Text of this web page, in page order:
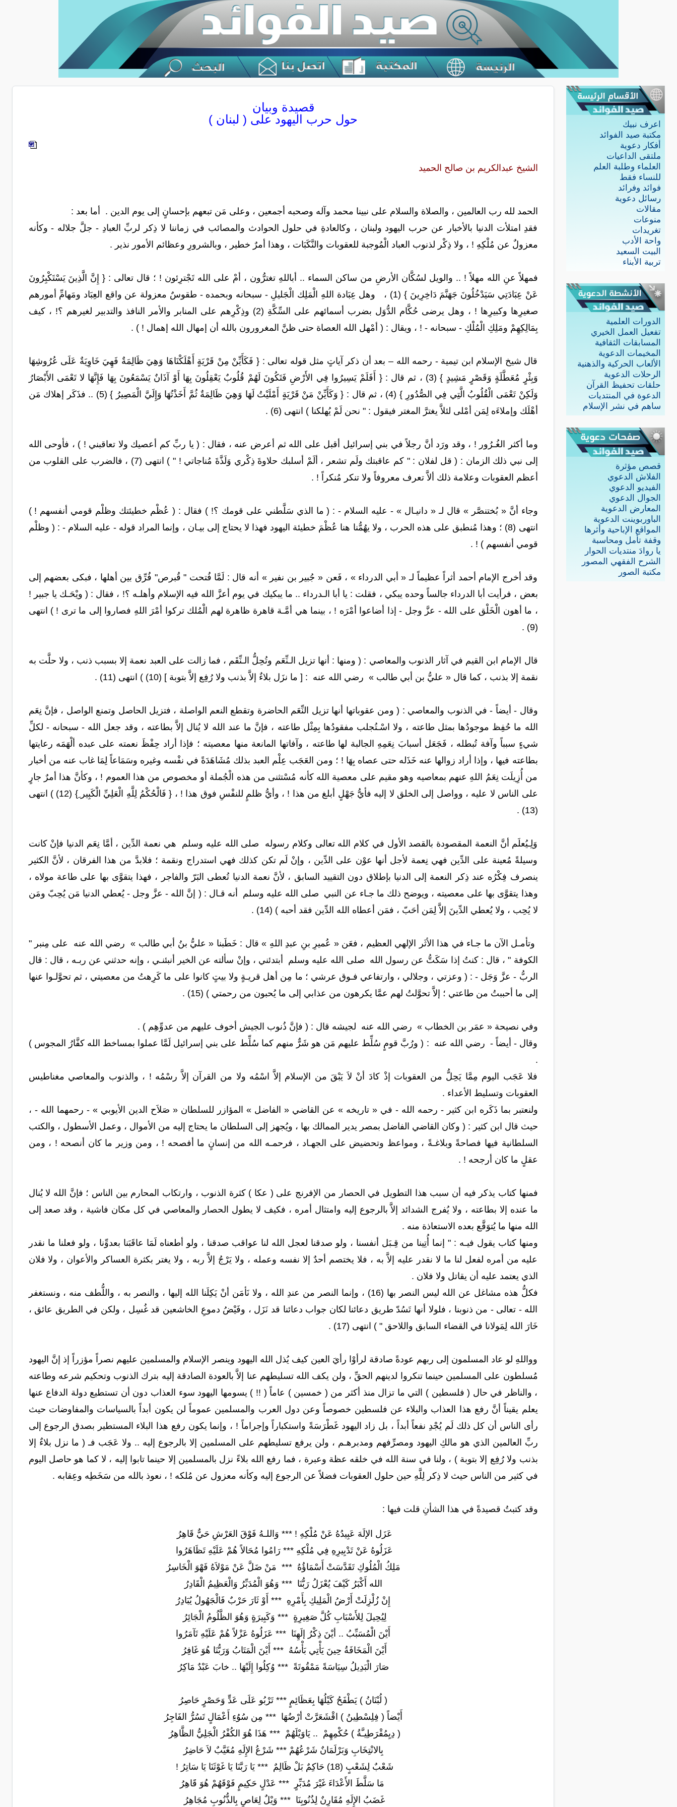
اعرف نبيك
مكتبة صيد الفوائد
أفكار دعوية
ملتقى الداعيات
العلماء وطلبة العلم
للنساء فقط
فوائد وفرائد
رسائل دعوية
مقالات
منوعات
تغريدات
واحة الأدب
البيت السعيد
تربية الأبناء
الدورات العلمية
تفعيل العمل الخيري
المسابقات الثقافية
المخيمات الدعوية
الألعاب الحركية والذهنية
الرحلات الدعوية
حلقات تحفيظ القرآن
الدعوة في المنتديات
ساهم في نشر الإسلام
قصص مؤثرة
الفلاش الدعوي
الفيديو الدعوي
الجوال الدعوي
المعارض الدعوية
الباوربوينت الدعوية
المواقع الإباحية وأثرها
وقفة تأمل ومحاسبة
يا روادَ منتديات الحوار
الشرح الفقهي المصور
مكتبة الصور
قصيدة وبيان
حول حرب اليهود على ( لبنان )
الشيخ عبدالكريم بن صالح الحميد
الحمد لله رب العالمين ، والصلاة والسلام على نبينا محمد وآله وصحبه أجمعين ، وعلى مَن تبعهم بإحسانٍ إلى يوم الدين . أما بعد :
فقدِ امتلأت الدنيا بالأخبار عن حرب اليهود ولبنان ، وكالعادةِ في حلول الحوادث والمصائب في زماننا لا ذِكر لربِّ العبادِ - جلَّ جلاله - وكأنه
معزولٌ عن مُلْكِهِ ! ، ولا ذِكْر لذنوب العباد الْمُوجبة للعقوبات والنَّكَبَات ، وهذا أمرٌ خطير ، وبالشرورِ وعظائم الأمور نذير .
فمهلاً عنِ الله مهلاً ! .. والويل لسُكَّان الأرضِ من ساكن السماء .. أباللهِ تغترُّون ، أمْ على الله تَجْترِئون ! ؛ قال تعالى : { إِنَّ الَّذِينَ يَسْتَكْبِرُونَ
عَنْ عِبَادَتِي سَيَدْخُلُونَ جَهَنَّمَ دَاخِرِينَ } (1) ، وهل عِبَادة اللهِ الْمَلِك الْجَليلِ - سبحانه وبحمده - طقوسٌ معزولة عن واقع العِبَاد ومَهامِّ أمورهم
صغيرِها وكبيرِها ! ، وهل يرضى حُكَّام الدُّوَل بضرب أسمائهم على السِّكَّةِ (2) وذِكْرِهم على المنابر والأمر النافذ والتدبير لغيرهم ؟! ، كيف
بِمَالِكِهِمْ ومَلِكِ الْمُلْكِ - سبحانه - ! ، ويقال : ( أمْهل الله العصاة حتى ظنَّ المغرورون بالله أن إمهال الله إهمال ! ) .
قال شيخ الإسلام ابن تيمية - رحمه الله – بعد أن ذكر آياتٍ مثل قوله تعالى : { فَكَأَيِّنْ مِنْ قَرْيَةٍ أَهْلَكْنَاهَا وَهِيَ ظَالِمَةٌ فَهِيَ خَاوِيَةٌ عَلَى عُرُوشِهَا
وَبِئْرٍ مُعَطَّلَةٍ وَقَصْرٍ مَشِيدٍ } (3) ، ثم قال : { أَفَلَمْ يَسِيرُوا فِي الأَرْضِ فَتَكُونَ لَهُمْ قُلُوبٌ يَعْقِلُونَ بِهَا أَوْ آذَانٌ يَسْمَعُونَ بِهَا فَإِنَّهَا لا تَعْمَى الأَبْصَارُ
وَلَكِنْ تَعْمَى الْقُلُوبُ الَّتِي فِي الصُّدُورِ } (4) ، ثم قال : { وَكَأَيِّنْ مَنْ قَرْيَةٍ أَمْلَيْتُ لَهَا وَهِيَ ظَالِمَةٌ ثُمَّ أَخَذْتُهَا وَإِلَيَّ الْمَصِيرُ } (5) .. فذَكَر إهلاك مَن
أهْلَك وإملاءَه لِمَن أمْلى لئلاَّ يغترَّ المغتر فيقول : " نحن لَمْ يُهلكنا ) انتهى (6) .
وما أكثر الغُـرُور ! ، وقد ورَد أنَّ رجلاً في بني إسرائيل أقبل على الله ثم أعرض عنه ، فقال : ( يا ربِّ كم أعصيك ولا تعاقبني ! ) ، فأوحى الله
إلى نبي ذلك الزمان : ( قل لفلان : " كم عاقبتك ولَم تشعر ، ألَمْ أسلبك حلاوةَ ذِكْري وَلَذَّةَ مُناجاتي ! " ) انتهى (7) ، فالضرب على القلوب من
أعظم العقوبات وعلامة ذلك ألاَّ تعرف معروفاً ولا تنكر مُنكراً ! .
وجاء أنَّ « بُختنصَّر » قال لـ « دانيـال » - عليه السلام - : ( ما الذي سَلَّطني على قومك ؟! ) فقال : ( عُظْم خطيئتك وظلْم قومي أنفسهم ! )
انتهى (8) ؛ وهذا مُنطبق على هذه الحرب ، ولا يهُمُّنا هنا عُظْمَ خطيئة اليهود فهذا لا يحتاج إلى بيـان ، وإنما المراد قوله - عليه السلام - : ( وظلْم
قومي أنفسهم ) ! .
وقد أخرج الإمام أحمد أثراً عظيماً لـ « أبي الدرداء » ، فَعن « جُبير بن نفير » أنه قال : لَمَّا فُتحت " قُبرص" فُرِّق بين أهلها ، فبكى بعضهم إلى
بعض ، فرأيت أبا الدرداء جالساً وحده يبكي ، فقلت : يا أبا الـدرداء .. ما يبكيك في يوم أعزَّ الله فيه الإسلام وأهلـه ؟! ، فقال : ( ويْحَـك يا جبير !
، ما أهون الْخَلْق على الله - عزَّ وجل - إذا أضاعوا أمْرَه ! ، بينما هي أمَّـة قاهرة ظاهرة لهم الْمُلك تركوا أمْرَ اللهِ فصاروا إلى ما ترى ! ) انتهى
(9) .
قال الإمام ابن القيم في آثار الذنوب والمعاصي : ( ومنها : أنها تزيل الـنِّعَم وتُحِلُّ الـنِّقَم ، فما زالت على العبد نعمة إلا بسبب ذنب ، ولا حلَّت به
نقمة إلا بذنب ، كما قال « عليُّ بن أبي طالب » رضي الله عنه : [ ما نزَل بلاءٌ إلاَّ بذنب ولا رُفِع إلاَّ بتوبة ] (10) ) انتهى (11) .
وقال - أيضاً - في الذنوب والمعاصي : ( ومن عقوباتها أنها تزيل النِّعَم الحاضرة وتقطع النعم الواصلة ، فتزيل الحاصل وتمنع الواصل ، فإنَّ نِعَم
الله ما حُفِظ موجودُها بمثل طاعته ، ولا اسْـتُجلب مفقودُها بِمِثْل طاعته ، فإنَّ ما عند الله لا يُنال إلاَّ بطاعته ، وقد جعل الله - سبحانه - لكلِّ
شيءٍ سبباً وآفة تُبطله ، فَجَعَل أسبابَ نِعَمِهِ الجالبة لها طاعته ، وآفاتها المانعة منها معصيته ؛ فإذا أراد حِفْظَ نعمته على عبده ألْهَمَه رعايتها
بطاعته فيها ، وإذا أراد زوالها عنه خَذَله حتى عصاه بِهَا ! ؛ ومن العَجَب عِلْم العبد بذلك مُشَاهَدَةً في نفْسه وغيره وسَمَاعاً لِمَا غاب عنه من أخبار
من أُزِيلَت نِعَمُ اللهِ عنهم بمعاصيه وهو مقيم على معصية الله كأنه مُسْتثنى من هذه الْجُملة أو مخصوص من هذا العموم ! ، وكأنَّ هذا أمرٌ جارٍ
على الناس لا عليه ، وواصل إلى الخلق لا إليه فأيُّ جَهْلٍ أبلغ من هذا ! ، وأيُّ ظلمٍ للنفْسِ فوق هذا ! ، { فَالْحُكْمُ لِلَّهِ الْعَلِيِّ الْكَبِير ِ} (12) ) انتهى
(13) .
وَلِـيُعلَم أنَّ النعمة المقصودة بالقصد الأول في كلام الله تعالى وكلام رسوله صلى الله عليه وسلم هي نعمة الدِّين ، أمَّا نِعَم الدنيا فإنْ كانت
وسيلةً مُعينة على الدِّين فهي نِعمة لأجل أنها عوْن على الدِّين ، وإنْ لَم تكن كذلك فهي استدراج ونقمة ؛ فلابدَّ من هذا الفرقان ، لأنَّ الكثير
ينصرف فِكْرُه عند ذِكر النعمة إلى الدنيا بإطلاق دون التقييد السابق ، لأنَّ نعمة الدنيا تُعطى البَرّ والفاجر ، فهذا يتقوَّى بها على طاعة مولاه ،
وهذا يتقوَّى بها على معصيته ، ويوضح ذلك ما جـاء عن النبي صلى الله عليه وسلم أنه قـال : ( إنَّ الله - عزَّ وجل - يُعطي الدنيا مَن يُحِبّ ومَن
لا يُحِب ، ولا يُعطي الدِّينَ إلاَّ لِمَن أحَبّ ، فمَن أعطاه الله الدِّين فقد أحبه ) (14) .
وتأمـل الآن ما جـاء في هذا الأثَر الإلهي العظيم ، فعَن « عُميرِ بنِ عبدِ اللهِ » قال : خَطَبنا « عليُّ بنُ أبي طالب » رضي الله عنه على مِنبر "
الكوفة " ، قال : كنتُ إذا سَكَتُّ عن رسول الله صلى الله عليه وسلم أبتدئني ، وإنْ سألته عن الخير أنبئنـي ، وإنه حدثني عن ربـه ، قال : قال
الربُّ - عزَّ وَجَل - : ( وعزتي ، وجلالي ، وارتفاعي فـوق عرشي ؛ ما مِن أهل قريـةٍ ولا بيتٍ كانوا على ما كَرِهتُ من معصيتي ، ثم تحوَّلـوا عنها
إلى ما أحببتُ من طاعتي ؛ إلاَّ تحوَّلتُ لهم عمَّا يكرهون من عذابي إلى ما يُحبون من رحمتي ) (15) .
وفي نصيحة « عمَر بن الخطاب » رضي الله عنه لجيشه قال : ( فإنَّ ذُنوب الجيش أخوف عليهم من عدوِّهِم ) .
وقال - أيضاً - رضي الله عنه : ( ورُبَّ قومٍ سُلِّط عليهم مَن هو شَرٌّ منهم كما سُلِّط على بني إسرائيل لَمَّا عملوا بمساخط الله كفَّارُ المجوس )
.
فلا عَجَب اليوم مِمَّا يَحِلُّ من العقوبات إذْ كادَ أنْ لاَ يَبْقَ من الإسلام إلاَّ اسْمُه ولا من القرآن إلاَّ رسْمُه ! ، والذنوب والمعاصي مغناطيس
العقوبات وتسليط الأعداء .
ولنعتبر بما ذَكَره ابن كثير - رحمه الله - في « تاريخه » عن القاضي « الفاضل » المؤازر للسلطان « صَلاَح الدين الأيوبي » - رحمهما الله - ،
حيث قال ابن كثير : ( وكان القاضي الفاضل بمصر يدير الممالك بها ، ويُجهز إلى السلطان ما يحتاج إليه من الأموال ، وعمل الأسطول ، والكتب
السلطانية فيها فصاحةً وبلاغـةً ، ومواعظ وتحضيض على الجهـاد ، فرحمـه الله من إنسانٍ ما أفصحه ! ، ومن وزير ما كان أنصحه ! ، ومن
عقلٍ ما كان أرجحه ! .
فمنها كتاب يذكر فيه أن سبب هذا التطويل في الحصار من الإفرنج على ( عكا ) كثرة الذنوب ، وارتكاب المحارم بين الناس ؛ فإنَّ الله لا يُنال
ما عنده إلا بطاعته ، ولا يُفرج الشدائد إلاَّ بالرجوع إليه وامتثال أمره ، فكيف لا يطول الحصار والمعاصي في كل مكان فاشية‏ ، وقد صعد إلى
الله منها ما يُتوَقَّع بعده الاستعاذة منه .
ومنها كتاب يقول فيـه‏ :‏ " إنما أُتِينا من قِـبَل أنفسنا ، ولو صدقنا لعجل الله لنا عواقب صدقنا ، ولو أطعناه لَمَا عاقَبَنا بعدوِّنا ، ولو فعلنا ما نقدر
عليه من أمره لفعل لنا ما لا نقدر عليه إلاَّ به ، فلا يختصم أحدٌ إلا نفسه وعمله ، ولا يَرْجُ إلاَّ ربه ، ولا يغتر بكثرة العساكر والأعوان ، ولا فلان
الذي يعتمد عليه أن يقاتل ولا فلان ‏.‏
فكلُّ هذه مشاغل عن الله ليس النصر بها (16) ، وإنما النصر من عندِ الله ، ولا نَأمَن أنْ يَكِلَنا الله إليها ، والنصر به ، واللُّطف منه ، ونستغفر
الله - تعالى - من ذنوبنا ، فلولا أنها تَسُدّ طريق دعائنا لكان جواب دعائنا قد نَزَل ، وفَيْضُ دموعِ الخاشعين قد غُسِل ، ولكن في الطريق عائق ،
خَارَ الله لِمَولانا في القضاء السابق واللاحق " ) انتهى (17) ‏.‏
وواللهِ لو عاد المسلمون إلى ربهم عودةً صادقة لرأوْا رأيَ العين كيف يُذل الله اليهود وينصر الإسلام والمسلمين عليهم نصراً مؤزراً إذ إنَّ اليهود
مُسلطون على المسلمين حينما تنكروا لدينهم الحقِّ ، ولن يكف الله تسليطهم عنا إلاَّ بالعودة الصادقة إليه بترك الذنوب وتحكيم شرعه وطاعته
، والناظر في حال ( فلسطين ) التي ما تزال منذ أكثر من ( خمسين ) عاماً ( !! ) يسومها اليهود سوء العذاب دون أن تستطيع دولة الدفاع عنها
يعلم يقيناً أنَّ رفع هذا العذاب والبلاء عن فلسطين خصوصاً وعن دول العرب والمسلمين عموماً لن يكون أبداً بالسياسات والمفاوضات حيث
رأى الناس أن كل ذلك لَم يُجْدِ نفعاً أبداً ، بل زاد اليهود غَطْرَسَةً واستكباراً وإجراماً ! ، وإنما يكون رفع هذا البلاء المستطير بصدق الرجوع إلى
ربِّ العالمين الذي هو مالكِ اليهود ومصرِّفهم ومدبرهـم ، ولن يرفع تسليطهم على المسلمين إلا بالرجوع إليه .. ولا عَجَب فـ ( ما نزل بلاءٌ إلا
بذنب ولا رُفِع إلا بتوبة ) ، ولنا في سنة الله في خلقه عظة وعبرة ، فما رفع الله بلاءً نزل بالمسلمين إلا حينما تابوا إليه ، لا كما هو حاصل اليوم
في كثير من الناس حيث لا ذِكر لِلَّهِ حين حلول العقوبات فضلاً عن الرجوع إليه وكأنه معزول عن مُلكه ! ، نعوذ بالله من سَخَطِه وعِقابه .
وقد كتبتُ قصيدةً في هذا الشأنِ قلت فيها :
عَزَل الإلَهَ عَبِيدُهُ عَنْ مُلْكِهِ ! *** وَاللـهُ فَوْقَ العَرْشِ حَيٌّ قَاهِرُ
عَزَلُوهُ عَنْ تَدْبِيرِهِ فِي مُلْكِهِ *** رَامُوا مُحَالاً هُمْ عَلَيْهِ تَظَاهَرُوا
مَلِكُ الْمُلُوكِ تَقَدَّسَتْ أَسْمَاؤُهُ *** مَنْ ضَلَّ عَنْ مَوْلاَهُ فَهْوَ الْخَاسِرُ
الله أَكْبَرُ كَيْفَ يُعْزَلُ رَبُّنَا *** وَهُوَ الْمُدَبِّرُ وَالْعَظِيمُ الْقَادِرُ
إِنْ زُلْزِلَتْ أَرْضُ الْمَلِيكِ بِأَمْرِهِ *** أَوْ ثَارَ حَرْبٌ فَالْجَهُولُ يُبَادِرُ
لِيُحِيلَ لِلأَسْبَابِ كُلَّ صَغِيرِةٍ *** وَكَبِيرَةٍ وَهُوَ الظَّلُومُ الْجَائِرُ
أَيْنَ الْمُسَبِّبُ .. أيْنَ ذِكْرُ إلَهِنَا *** عَزَلُوهُ عَزْلاً هُمْ عَلَيْهِ تَآمَرُوا
أَيْنَ الْمَخَافَةُ حِينَ يَأْتِي بَأْسُهُ *** أَيْنَ الْمَتَابُ وَرَبُّنَا هُوَ غَافِرُ
صَارَ الْبَدِيلُ سِيَاسَةً مَمْقُوتَةً *** وُكِلُوا إِلَيْهَا .. خابَ عَبْدٌ مَاكِرُ
( لُبْنَانُ ) يَطْفَحُ كَيْلُهَا بِعَظَائِمٍ *** تَرْبُو عَلَى عَدٍّ وَحَصْرٍ حَاصِرُ
أَيْضاً ( فِلِسْطِينُ ) اقْشَعَرَّتْ أرْضُهَا *** مِن سُوُءِ أَعْمَالٍ تَسُرُّ الفَاجِرُ
( دِيِمُقْرَطِيـَّةُ ) حُكْمِهِمْ .. يَاوَيْلَهُمْ *** هَذَا هُوَ الكُفْرُ الْجَلِيُّ الظَّاهِرُ
بِالانْتِخَابِ وَبَرْلَمَانٌ شَرْعُهُمْ *** شَرْعُ الإِلَهِ مُغَيَّبٌ لاَ حَاضِرُ
شَعْبٌ لِشَعْبٍ (18) حَاكِمٌ بَلْ ظَالِمٌ *** يَا رَبَّنَا يَا غَوْثَنَا يَا سَاتِرُ !
مَا سَلَّطَ الأَعْدَاءَ غَيْرَ مُدَبِّرٍ *** عَدْلٍ حَكِيمٍ فَوْقَهُمْ هُوَ قََاهِرُ
غَضَبُ الإِلَهِ مُقَارِنٌ لِذُنُوبِنَا *** وَيْلٌ لِعَاصٍ بِالذُّنُوبِ مُجَاهِرُ